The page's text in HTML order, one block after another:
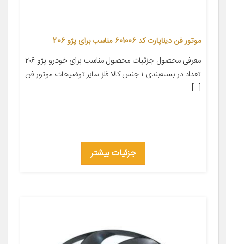
موتور فن دیناپارت کد 601006 مناسب برای پژو 206
معرفی محصول جزئیات محصول مناسب برای خودرو پژو ۲۰۶
تعداد در بسته‌بندی ۱ جنس کالا فلز سایر توضیحات موتور فن
[…]
جزئیات بیشتر